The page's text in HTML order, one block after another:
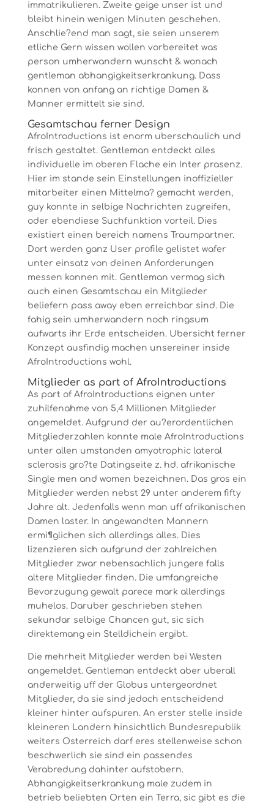
immatrikulieren. Zweite geige unser ist und
bleibt hinein wenigen Minuten geschehen.
Anschlie?end man sagt, sie seien unserem
etliche Gern wissen wollen vorbereitet was
person umherwandern wunscht & wonach
gentleman abhangigkeitserkrankung. Dass
konnen von anfang an richtige Damen &
Manner ermittelt sie sind.
Gesamtschau ferner Design
AfroIntroductions ist enorm uberschaulich und
frisch gestaltet.Gentleman entdeckt alles
individuelle im oberen Flache ein Inter prasenz.
Hier im stande sein Einstellungen inoffizieller
mitarbeiter einen Mittelma? gemacht werden,
guy konnte in selbige Nachrichten zugreifen,
oder ebendiese Suchfunktion vorteil. Dies
existiert einen bereich namens Traumpartner.
Dort werden ganz User profile gelistet wafer
unter einsatz von deinen Anforderungen
messen konnen mit. Gentleman vermag sich
auch einen Gesamtschau ein Mitglieder
beliefern pass away eben erreichbar sind. Die
fahig sein umherwandern noch ringsum
aufwarts ihr Erde entscheiden. Ubersicht ferner
Konzept ausfindig machen unsereiner inside
AfroIntroductions wohl.
Mitglieder as part of AfroIntroductions
As part of AfroIntroductions eignen unter
zuhilfenahme von 5,4 Millionen Mitglieder
angemeldet. Aufgrund der au?erordentlichen
Mitgliederzahlen konnte male AfroIntroductions
unter allen umstanden amyotrophic lateral
sclerosis gro?te Datingseite z. hd. afrikanische
Single men and women bezeichnen. Das gros ein
Mitglieder werden nebst 29 unter anderem fifty
Jahre alt. Jedenfalls wenn man uff afrikanischen
Damen laster. In angewandten Mannern
ermi¶glichen sich allerdings alles. Dies
lizenzieren sich aufgrund der zahlreichen
Mitglieder zwar nebensachlich jungere falls
altere Mitglieder finden. Die umfangreiche
Bevorzugung gewalt parece mark allerdings
muhelos. Daruber geschrieben stehen
sekundar selbige Chancen gut, sic sich
direktemang ein Stelldichein ergibt.
Die mehrheit Mitglieder werden bei Westen
angemeldet. Gentleman entdeckt aber uberall
anderweitig uff der Globus untergeordnet
Mitglieder, da sie sind jedoch entscheidend
kleiner hinter aufspuren. An erster stelle inside
kleineren Landern hinsichtlich Bundesrepublik
weiters Osterreich darf eres stellenweise schon
beschwerlich sie sind ein passendes
Verabredung dahinter aufstobern.
Abhangigkeitserkrankung male zudem in
betrieb beliebten Orten ein Terra, sic gibt es die